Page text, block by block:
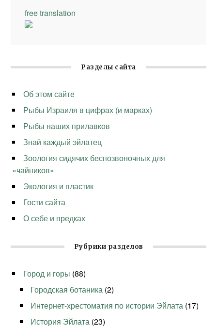
free translation
Разделы сайта
Об этом сайте
Рыбы Израиля в цифрах (и марках)
Рыбы наших прилавков
Знай каждый эйлатец
Зоология сидячих беспозвоночных для
«чайников»
Экология и пластик
Гости сайта
О себе и предках
Рубрики разделов
Город и горы (88)
Городская ботаника (2)
Интернет-хрестоматия по истории Эйлата (17)
История Эйлата (23)